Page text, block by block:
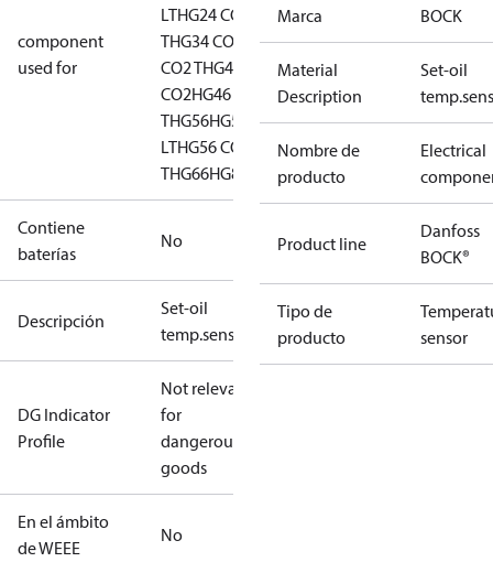
component
used for
LTHG24 CO2
THG34 CO2
HG34
CO2 THG44
HG44
CO2HG46 CO2
THG56HG56 CO2
LTHG56 CO2
THG66HG88 HGZ7
Contiene
baterías
No
Descripción
Set-oil
temp.sens.cpl.1/8"NPTF
DG Indicator
Profile
Not relevant
for
dangerous
goods
En el ámbito
de WEEE
No
Marca BOCK
Material
Description
Set-oil
Nombre de
producto
Electrical
Product line
Danfoss
BOCK®
Tipo de
producto
sensor